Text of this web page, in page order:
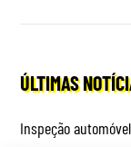
ÚLTIMAS
Inspeção